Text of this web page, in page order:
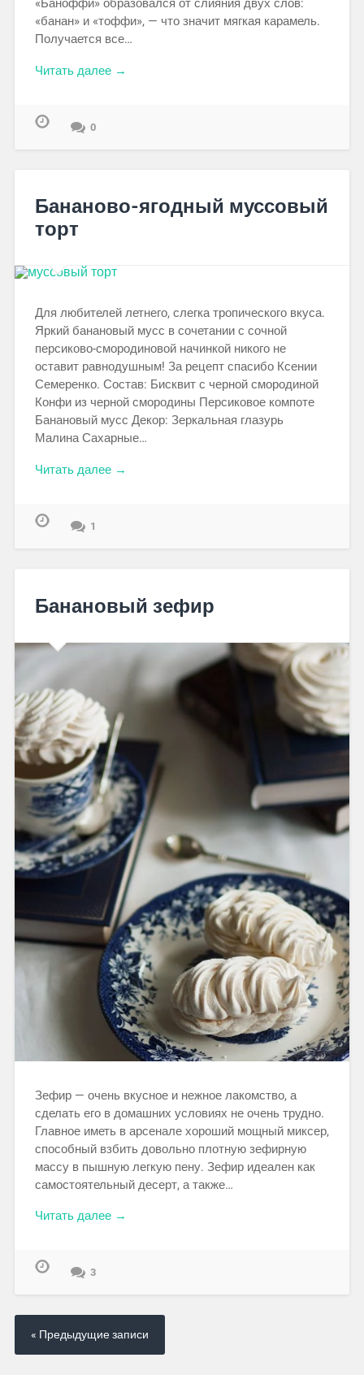
«Баноффи» образовался от слияния двух слов:
«банан» и «тоффи», — что значит мягкая карамель.
Получается все…
Читать далее →
0
Бананово-ягодный муссовый
торт
Для любителей летнего, слегка тропического вкуса.
Яркий банановый мусс в сочетании с сочной
персиково-смородиновой начинкой никого не
оставит равнодушным! За рецепт спасибо Ксении
Семеренко. Состав: Бисквит с черной смородиной
Конфи из черной смородины Персиковое компоте
Банановый мусс Декор: Зеркальная глазурь
Малина Сахарные…
Читать далее →
1
Банановый зефир
Зефир — очень вкусное и нежное лакомство, а
сделать его в домашних условиях не очень трудно.
Главное иметь в арсенале хороший мощный миксер,
способный взбить довольно плотную зефирную
массу в пышную легкую пену. Зефир идеален как
самостоятельный десерт, а также…
Читать далее →
3
« Предыдущие записи